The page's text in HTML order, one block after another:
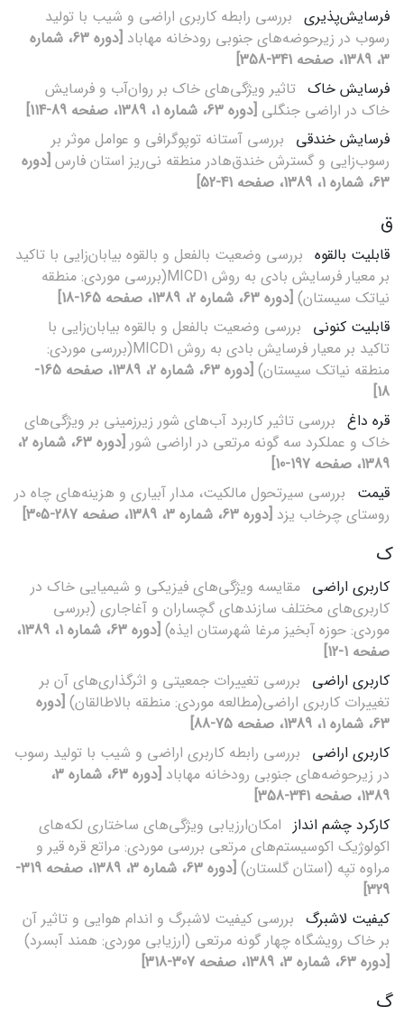
فرسایش‌پذیری بررسی رابطه کاربری اراضی و شیب با تولید
رسوب در زیرحوضه‌های جنوبی رودخانه مهاباد
[دوره 63، شماره
3، 1389، صفحه 341-358]
فرسایش خاک تاثیر ویژگی‌های خاک بر روان‌آب و فرسایش
خاک در اراضی جنگلی [دوره 63، شماره 1، 1389، صفحه 89-114]
فرسایش خندقی بررسی آستانه توپوگرافی و عوامل موثر بر
رسوب‌زایی و گسترش خندق‌هادر منطقه نی‌ریز استان فارس [دوره
63، شماره 1، 1389، صفحه 41-52]
ق
قابلیت بالقوه بررسی وضعیت بالفعل و بالقوه بیابان‌زایی با تاکید
بر معیار فرسایش بادی به روش MICD1(بررسی موردی: منطقه
نیاتک سیستان) [دوره 63، شماره 2، 1389، صفحه 165-18]
قابلیت کنونی بررسی وضعیت بالفعل و بالقوه بیابان‌زایی با
تاکید بر معیار فرسایش بادی به روش MICD1(بررسی موردی:
منطقه نیاتک سیستان)
[دوره 63، شماره 2، 1389، صفحه 165-
18]
قره داغ بررسی تاثیر کاربرد آب‌های شور زیر‌زمینی بر ویژگی‌های
خاک و عملکرد سه گونه مرتعی در اراضی شور
[دوره 63، شماره 2،
1389، صفحه 197-10]
قیمت بررسی سیرتحول مالکیت، مدار آبیاری و هزینه‌های چاه در
روستای چرخاب یزد [دوره 63، شماره 3، 1389، صفحه 287-305]
ک
کاربری اراضی مقایسه ویژگی‌های فیزیکی و شیمیایی خاک در
کاربری‌های مختلف سازندهای گچساران و آغاجاری (بررسی
موردی: حوزه آبخیز مرغا شهرستان ایذه)
[دوره 63، شماره 1، 1389،
صفحه 1-12]
کاربری اراضی بررسی تغییرات جمعیتی و اثرگذاری‌های آن بر
تغییرات کاربری اراضی(مطالعه موردی: منطقه بالاطالقان) [دوره
63، شماره 1، 1389، صفحه 75-88]
کاربری اراضی بررسی رابطه کاربری اراضی و شیب با تولید رسوب
در زیرحوضه‌های جنوبی رودخانه مهاباد
[دوره 63، شماره 3،
1389، صفحه 341-358]
کارکرد چشم انداز امکان‌ارزیابی ویژگی‌های ساختاری لکه‌های
اکولوژیک اکوسیستم‌های مرتعی بررسی موردی: مراتع قره قیر و
مراوه تپه (استان گلستان)
[دوره 63، شماره 3، 1389، صفحه 319-
329]
کیفیت لاشبرگ بررسی کیفیت لاشبرگ و اندام هوایی و تاثیر آن
بر خاک رویشگاه چهار گونه مرتعی (ارزیابی موردی: همند آبسرد)
[دوره 63، شماره 3، 1389، صفحه 307-318]
گ